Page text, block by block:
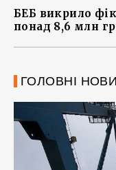
БЕБ викрило
понад 8,6 млн
ГОЛОВНІ